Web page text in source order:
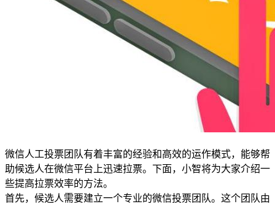
微信人工投票团队有着丰富的经验和高效的运作模式，能够帮
助候选人在微信平台上迅速拉票。下面，小智将为大家介绍一
些提高拉票效率的方法。
首先，候选人需要建立一个专业的微信投票团队。这个团队由